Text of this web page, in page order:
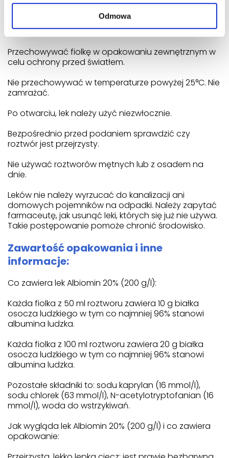
Odmowa
Nie stosować tego leku po upływie terminu ważności
zamieszczonego na etykiecie i pudełku.
Przechowywać fiolkę w opakowaniu zewnętrznym w
celu ochrony przed światłem.
Nie przechowywać w temperaturze powyżej 25°C. Nie
zamrażać.
Po otwarciu, lek należy użyć niezwłocznie.
Bezpośrednio przed podaniem sprawdzić czy
roztwór jest przejrzysty.
Nie używać roztworów mętnych lub z osadem na
dnie.
Leków nie należy wyrzucać do kanalizacji ani
domowych pojemników na odpadki. Należy zapytać
farmaceutę, jak usunąć leki, których się już nie używa.
Takie postępowanie pomoże chronić środowisko.
Zawartość opakowania i inne
informacje:
Co zawiera lek Albiomin 20% (200 g/l):
Każda fiolka z 50 ml roztworu zawiera 10 g białka
osocza ludzkiego w tym co najmniej 96% stanowi
albumina ludzka.
Każda fiolka z 100 ml roztworu zawiera 20 g białka
osocza ludzkiego w tym co najmniej 96% stanowi
albumina ludzka.
Pozostałe składniki to: sodu kaprylan (16 mmol/l),
sodu chlorek (63 mmol/l), N-acetylotryptofanian (16
mmol/l), woda do wstrzykiwań.
Jak wygląda lek Albiomin 20% (200 g/l) i co zawiera
opakowanie: